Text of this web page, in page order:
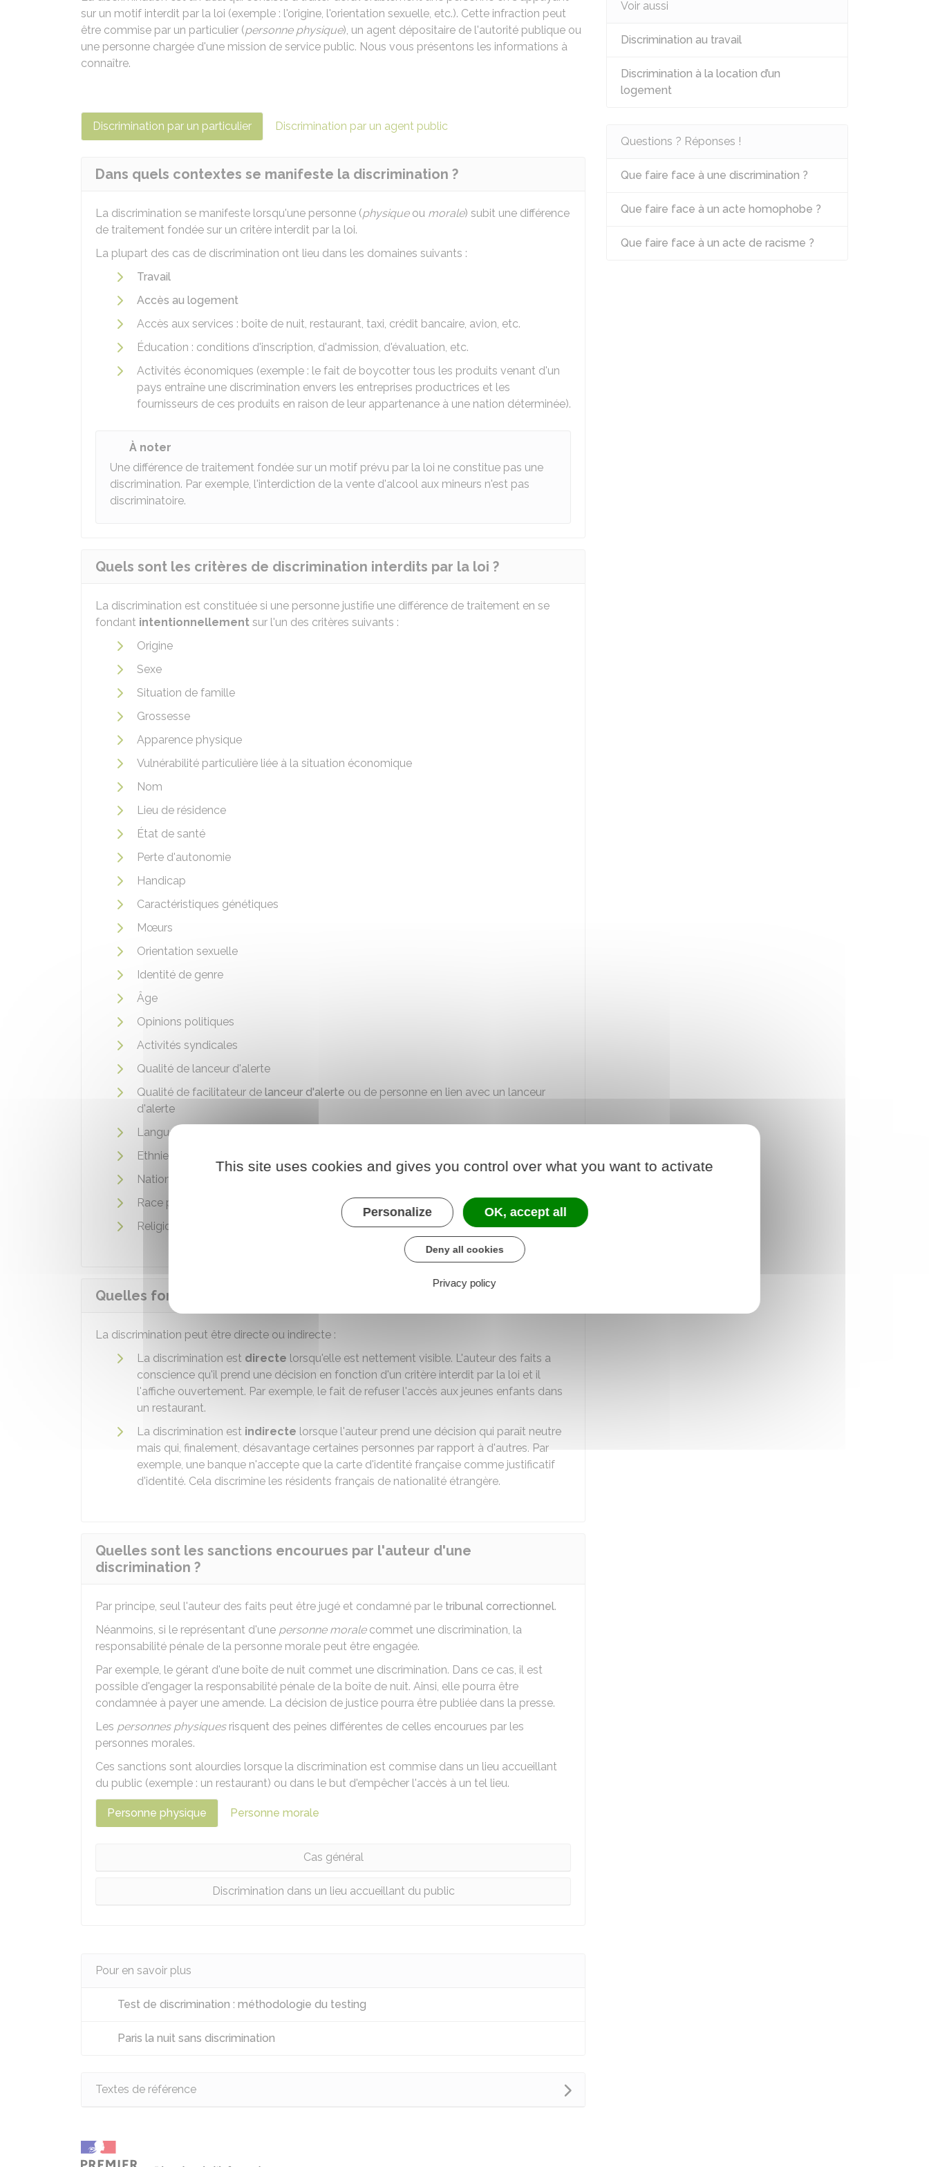
sur un motif interdit par la loi (exemple : l'origine, l'orientation sexuelle, etc.). Cette infraction peut
être commise par un particulier (personne physique), un agent dépositaire de l'autorité publique ou
une personne chargée d'une mission de service public. Nous vous présentons les informations à
connaître.
Discrimination par un particulier Discrimination par un agent public
Dans quels contextes se manifeste la discrimination ?
La discrimination se manifeste lorsqu'une personne (physique ou morale) subit une différence
de traitement fondée sur un critère interdit par la loi.
La plupart des cas de discrimination ont lieu dans les domaines suivants :
Travail
Accès au logement
Accès aux services : boîte de nuit, restaurant, taxi, crédit bancaire, avion, etc.
Éducation : conditions d'inscription, d'admission, d'évaluation, etc.
Activités économiques (exemple : le fait de boycotter tous les produits venant d'un
pays entraîne une discrimination envers les entreprises productrices et les
fournisseurs de ces produits en raison de leur appartenance à une nation déterminée).
À noter
Une différence de traitement fondée sur un motif prévu par la loi ne constitue pas une
discrimination. Par exemple, l'interdiction de la vente d'alcool aux mineurs n'est pas
discriminatoire.
Quels sont les critères de discrimination interdits par la loi ?
La discrimination est constituée si une personne justifie une différence de traitement en se
fondant intentionnellement sur l'un des critères suivants :
Origine
Sexe
Situation de famille
Grossesse
Apparence physique
Vulnérabilité particulière liée à la situation économique
Nom
Lieu de résidence
État de santé
Perte d'autonomie
Handicap
Caractéristiques génétiques
Mœurs
Orientation sexuelle
Identité de genre
Âge
Opinions politiques
Activités syndicales
Qualité de lanceur d'alerte
Qualité de facilitateur de lanceur d'alerte ou de personne en lien avec un lanceur
d'alerte
Langue parlée (capacité à s'exprimer dans une langue autre que le français)
Ethnie
Nation
Race prétendue
Religion
Quelles formes peut prendre la discrimination ?
La discrimination peut être directe ou indirecte :
La discrimination est directe lorsqu'elle est nettement visible. L'auteur des faits a
conscience qu'il prend une décision en fonction d'un critère interdit par la loi et il
l'affiche ouvertement. Par exemple, le fait de refuser l'accès aux jeunes enfants dans
un restaurant.
La discrimination est indirecte lorsque l'auteur prend une décision qui paraît neutre
mais qui, finalement, désavantage certaines personnes par rapport à d'autres. Par
exemple, une banque n'accepte que la carte d'identité française comme justificatif
d'identité. Cela discrimine les résidents français de nationalité étrangère.
Quelles sont les sanctions encourues par l'auteur d'une
discrimination ?
Par principe, seul l'auteur des faits peut être jugé et condamné par le tribunal correctionnel.
Néanmoins, si le représentant d'une personne moralecommet une discrimination, la
responsabilité pénale de la personne morale peut être engagée.
Par exemple, le gérant d'une boîte de nuit commet une discrimination. Dans ce cas, il est
possible d'engager la responsabilité pénale de la boîte de nuit. Ainsi, elle pourra être
condamnée à payer une amende. La décision de justice pourra être publiée dans la presse.
Les personnes physiquesrisquent des peines différentes de celles encourues par les
personnes morales.
Ces sanctions sont alourdies lorsque la discrimination est commise dans un lieu accueillant
du public (exemple : un restaurant) ou dans le but d'empêcher l'accès à un tel lieu.
Personne physique Personne morale
Cas général
Discrimination dans un lieu accueillant du public
Pour en savoir plus
Test de discrimination : méthodologie du testing
Paris la nuit sans discrimination
Textes de référence
Voir aussi
Discrimination au travail
Discrimination à la location d’un
logement
Questions ? Réponses !
Que faire face à une discrimination ?
Que faire face à un acte homophobe ?
Que faire face à un acte de racisme ?
This site uses cookies and gives you control over what you want to activate
Personalize OK, accept all
Deny all cookies
Privacy policy